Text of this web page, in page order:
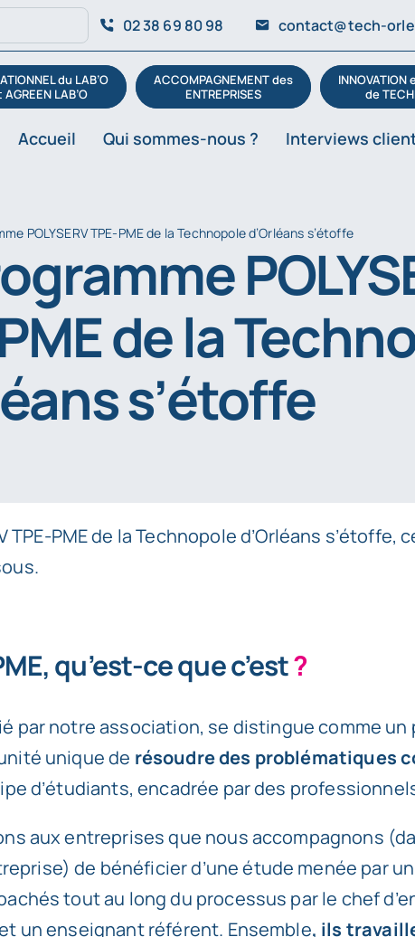
02 38 69 80 98 contact@tech-
du LAB’O
AGREEN LAB’O
ACCOMPAGNEMENT des
ENTREPRISES
INNOVATION
de
Accueil Qui sommes-nous ? Interviews
POLYSERV TPE-PME de la Technopole d’Orléans s’étoffe
de la
s’étoffe
TPE-PMEde la Technopole d’Orléans s’étoffe,
qu’est-ce que c’est?
par notre association, se distingue comme
unique de résoudre des problématiques
d’étudiants, encadrée par des
aux entreprises que nous accompagnons
) de bénéficier d’une étude menée par
tout au long du processus par le chef
un enseignant référent. Ensemble, ils